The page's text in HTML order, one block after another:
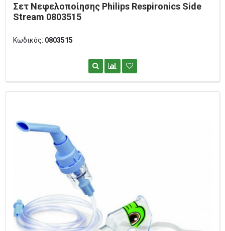
Σετ Νεφελοποίησης Philips Respironics Side
Stream 0803515
Κωδικός: 0803515